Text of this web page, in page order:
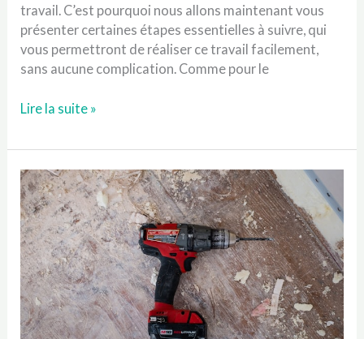
travail. C’est pourquoi nous allons maintenant vous
présenter certaines étapes essentielles à suivre, qui
vous permettront de réaliser ce travail facilement,
sans aucune complication. Comme pour le
Comment
un
de
briques
?
Lire la suite »